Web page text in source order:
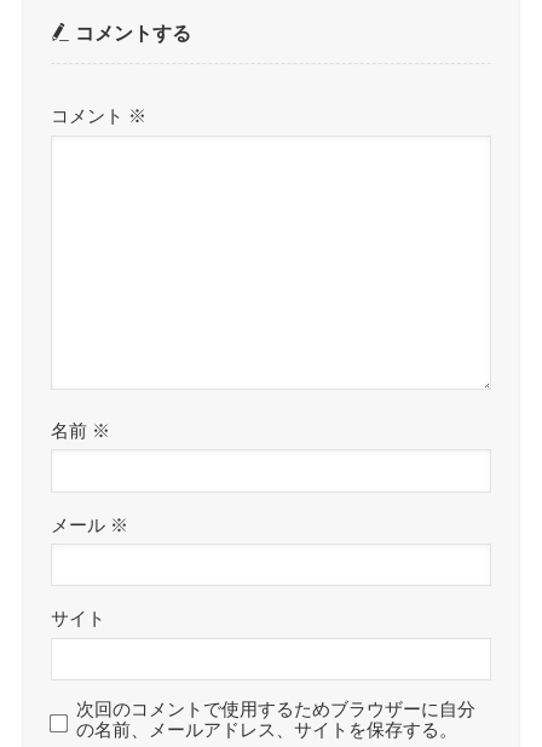
コメントする
コメント ※
名前 ※
メール ※
サイト
次回のコメントで使用するためブラウザーに自分
の名前、メールアドレス、サイトを保存する。